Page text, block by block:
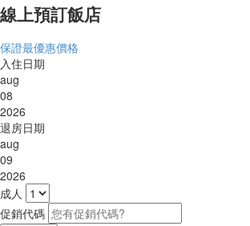
線上預訂飯店
保證最優惠價格
入住日期
aug
08
2026
退房日期
aug
09
2026
成人
促銷代碼